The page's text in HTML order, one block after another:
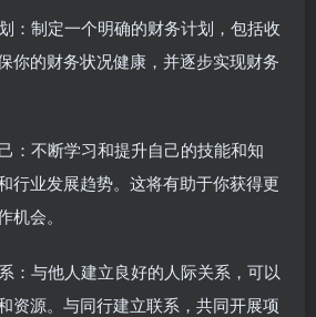
：制定一个明确的财务计划，包括收
你的财务状况健康，并逐步实现财务
：不断学习和提升自己的技能和知
行业发展趋势。这将有助于你获得更
会。
：与他人建立良好的人际关系，可以
资源。与同行建立联系，共同开展项